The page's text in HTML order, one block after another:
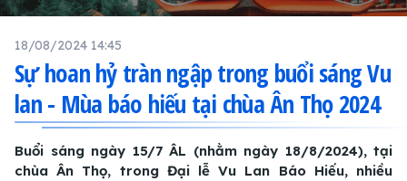
18/08/2024 14:45
Sự hoan hỷ tràn ngập trong buổi sáng Vu
lan - Mùa báo hiếu tại chùa Ân Thọ 2024
Buổi sáng ngày 15/7 ÂL (nhằm ngày 18/8/2024), tại
chùa Ân Thọ, trong Đại lễ Vu Lan Báo Hiếu, nhiều